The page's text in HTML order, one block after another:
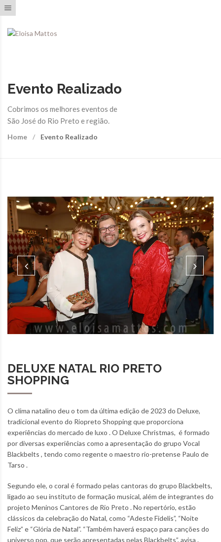
Evento Realizado
Cobrimos os melhores eventos de
São José do Rio Preto e região.
Home Evento Realizado
DELUXE NATAL RIO PRETO
SHOPPING
O clima natalino deu o tom da última edição de 2023 do Deluxe,
tradicional evento do Riopreto Shopping que proporciona
experiências do mercado de luxo . O Deluxe Christmas, é formado
por diversas experiências como a apresentação do grupo Vocal
Blackbelts , tendo como regente o maestro rio-pretense Paulo de
Tarso .
Segundo ele, o coral é formado pelas cantoras do grupo Blackbelts,
ligado ao seu instituto de formação musical, além de integrantes do
projeto Meninos Cantores de Rio Preto . No repertório, estão
clássicos da celebração do Natal, como “Adeste Fidelis”, “Noite
Feliz” e “Glória de Natal”. “Também haverá espaço para canções do
universo pop, que serão apresentadas pelas Blackbelts”, avisa .